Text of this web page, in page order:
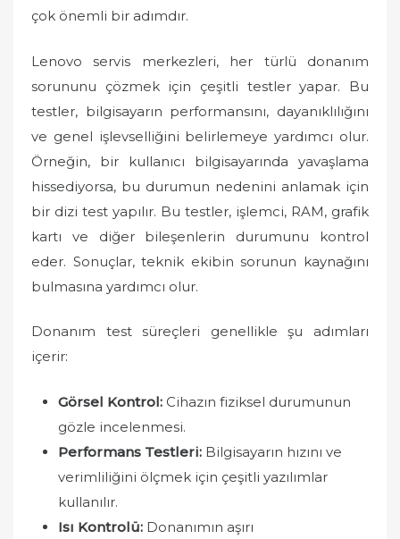
çok önemli bir adımdır.
Lenovo servis merkezleri, her türlü donanım
sorununu çözmek için çeşitli testler yapar. Bu
testler, bilgisayarın performansını, dayanıklılığını
ve genel işlevselliğini belirlemeye yardımcı olur.
Örneğin, bir kullanıcı bilgisayarında yavaşlama
hissediyorsa, bu durumun nedenini anlamak için
bir dizi test yapılır. Bu testler, işlemci, RAM, grafik
kartı ve diğer bileşenlerin durumunu kontrol
eder. Sonuçlar, teknik ekibin sorunun kaynağını
bulmasına yardımcı olur.
Donanım test süreçleri genellikle şu adımları
içerir:
Görsel Kontrol: Cihazın fiziksel durumunun
gözle incelenmesi.
Performans Testleri: Bilgisayarın hızını ve
verimliliğini ölçmek için çeşitli yazılımlar
kullanılır.
Isı Kontrolü: Donanımın aşırı